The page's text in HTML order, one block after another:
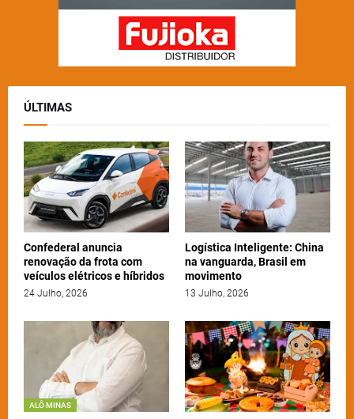
ÚLTIMAS
Confederal anuncia
renovação da frota com
veículos elétricos e híbridos
24 Julho, 2026
Logística Inteligente: China
na vanguarda, Brasil em
movimento
13 Julho, 2026
ALÔ MINAS